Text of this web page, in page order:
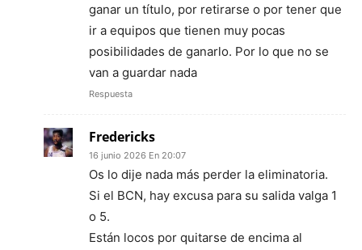
ganar un título, por retirarse o por tener que
ir a equipos que tienen muy pocas
posibilidades de ganarlo. Por lo que no se
van a guardar nada
Respuesta
Fredericks
16 junio 2026 En 20:07
Os lo dije nada más perder la eliminatoria.
Si el BCN, hay excusa para su salida valga 1
o 5.
Están locos por quitarse de encima al